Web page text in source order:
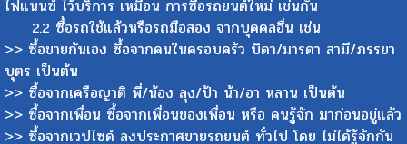
ไฟแนนซ์ ไว้บริการ เหมือน การซื้อรถยนต์ใหม่ เช่นกัน
2.2 ซื้อรถใช้แล้วหรือรถมือสอง จากบุคคลอื่น เช่น
>> ซื้อขายกันเอง ซื้อจากคนในครอบครัว บิดา/มารดา สามี/ภรรยา
บุตร เป็นต้น
>> ซื้อจากเครือญาติ พี่/น้อง ลุง/ป้า น้า/อา หลาน เป็นต้น
>> ซื้อจากเพื่อน ซื้อจากเพื่อนของเพื่อน หรือ คนรู้จัก มาก่อนอยู่แล้ว
>> ซื้อจากเวปไซด์ ลงประกาศขายรถยนต์ ทั่วไป โดย ไม่ได้รู้จักกัน